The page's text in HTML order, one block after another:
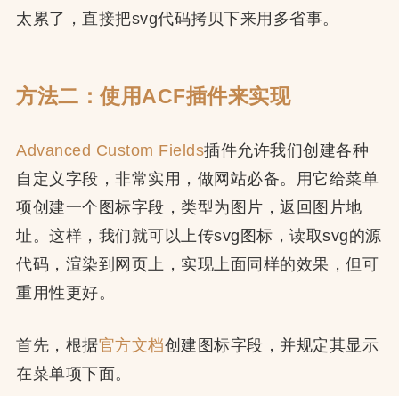
太累了，直接把svg代码拷贝下来用多省事。
方法二：使用ACF插件来实现
Advanced Custom Fields插件允许我们创建各种
自定义字段，非常实用，做网站必备。用它给菜单
项创建一个图标字段，类型为图片，返回图片地
址。这样，我们就可以上传svg图标，读取svg的源
代码，渲染到网页上，实现上面同样的效果，但可
重用性更好。
首先，根据官方文档创建图标字段，并规定其显示
在菜单项下面。